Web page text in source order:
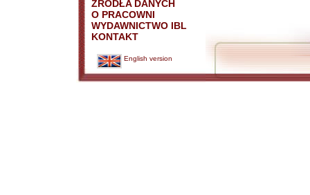
ŹRÓDŁA DANYCH
O PRACOWNI
WYDAWNICTWO IBL
KONTAKT
English version